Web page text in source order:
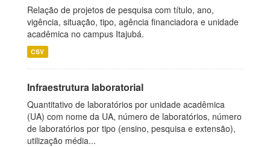
Relação de projetos de pesquisa com título, ano,
vigência, situação, tipo, agência financiadora e unidade
acadêmica no campus Itajubá.
CSV
Infraestrutura laboratorial
Quantitativo de laboratórios por unidade acadêmica
(UA) com nome da UA, número de laboratórios, número
de laboratórios por tipo (ensino, pesquisa e extensão),
utilização média...